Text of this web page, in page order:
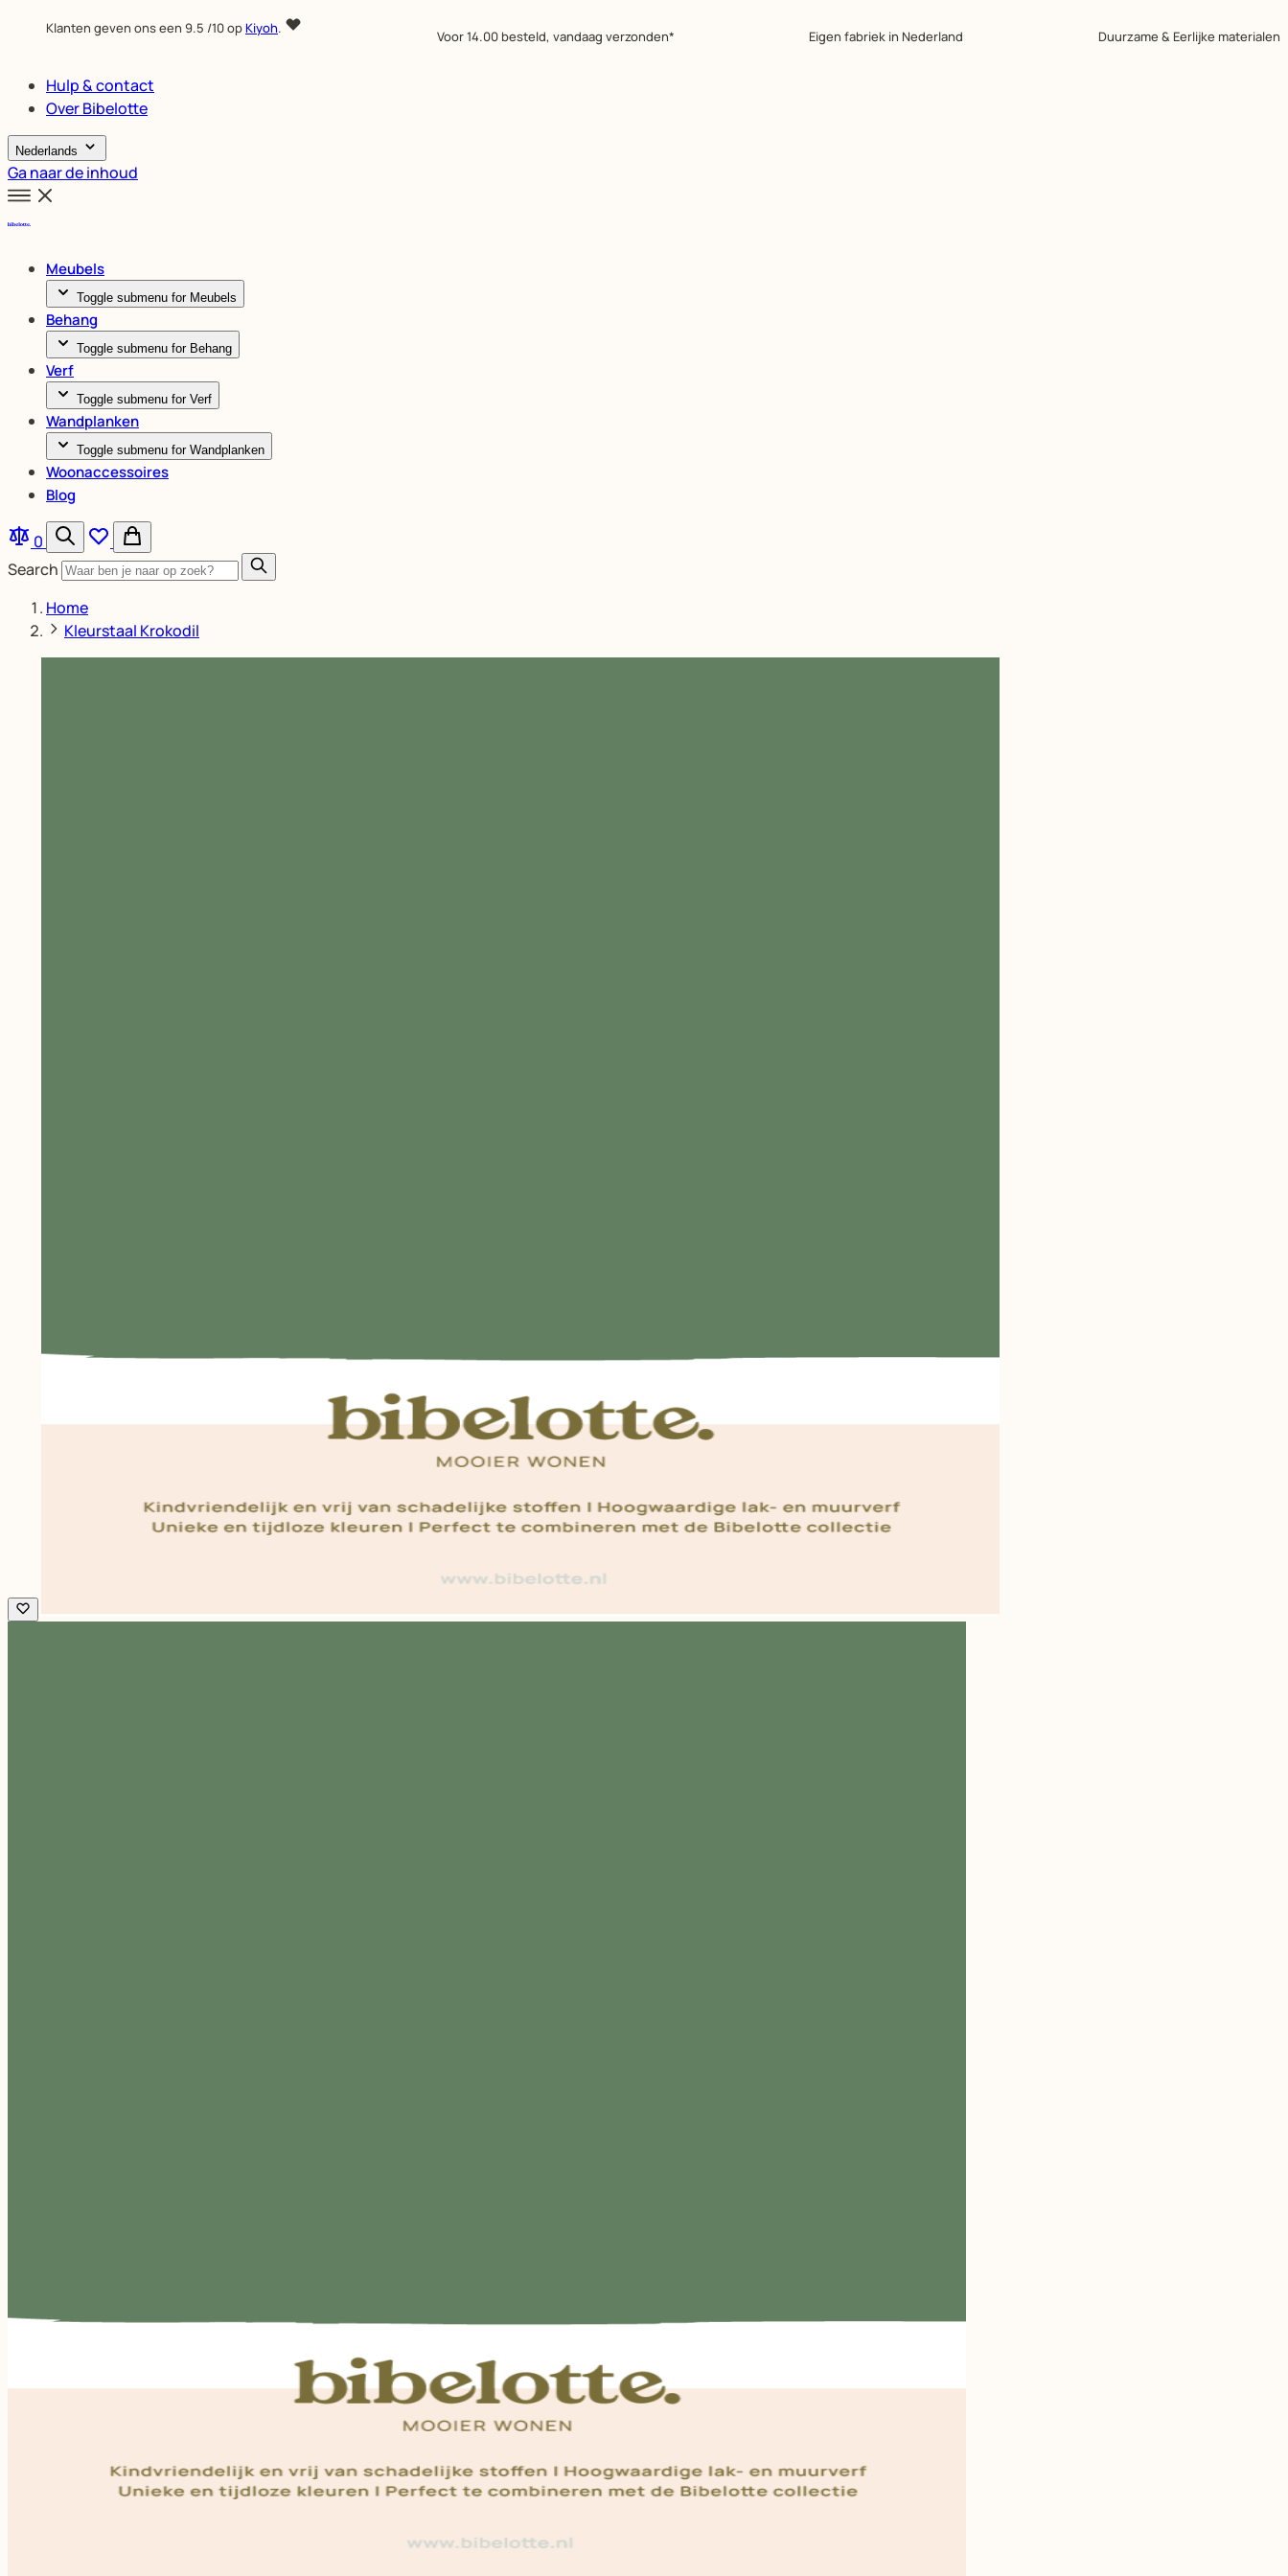
Klanten geven ons een 9.5 /10 opKiyoh. Voor 14.00 besteld, vandaag verzonden* Eigen fabriek in Nederland Duurzame & Eerlijke materialen
Hulp & contact
Over Bibelotte
Nederlands
Ga naar de inhoud
Meubels
Toggle submenu for Meubels
Behang
Toggle submenu for Behang
Verf
Toggle submenu for Verf
Wandplanken
Toggle submenu for Wandplanken
Woonaccessoires
Blog
0
Search
Home
Kleurstaal Krokodil